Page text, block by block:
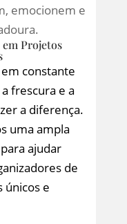
emocionem e
Projetos
constante
frescura e a
a diferença.
uma ampla
ajudar
de
únicos e